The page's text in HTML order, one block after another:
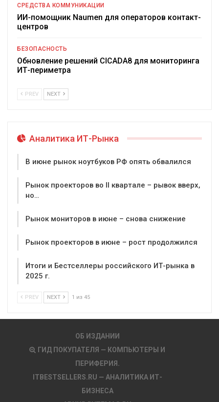
СРЕДСТВА КОММУНИКАЦИИ
ИИ-помощник Naumen для операторов контакт-
центров
БЕЗОПАСНОСТЬ
Обновление решений CICADA8 для мониторинга
ИТ-периметра
PREV NEXT
Аналитика ИТ-Рынка
В июне рынок ноутбуков РФ опять обвалился
Рынок проекторов во II квартале – рывок вверх,
но…
Рынок мониторов в июне – снова снижение
Рынок проекторов в июне – рост продолжился
Итоги и Бестселлеры российского ИТ-рынка в
2025 г.
PREV NEXT 1 из 45
ОБ ИЗДАНИИ
ГИД ПОКУПАТЕЛЯ — КОМПЬЮТЕРЫ И
ПЕРИФЕРИЯ.
ITBESTSELLERS.RU — АНАЛИТИКА ИТ-
БИЗНЕСА